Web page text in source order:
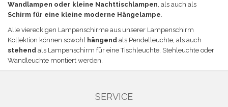
Wandlampen oder kleine Nachttischlampen, als auch als
Schirm für eine kleine moderne Hängelampe.
Alle viereckigen Lampenschirme aus unserer Lampenschirm
Kollektion können sowohl hängend als Pendelleuchte, als auch
stehend als Lampenschirm für eine Tischleuchte, Stehleuchte oder
Wandleuchte montiert werden.
SERVICE